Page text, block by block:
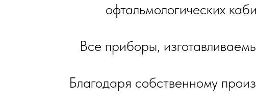
офтальмологических
Все приборы,
Благодаря собственному